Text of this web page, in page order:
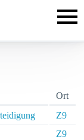
Ort
Z9
Z9